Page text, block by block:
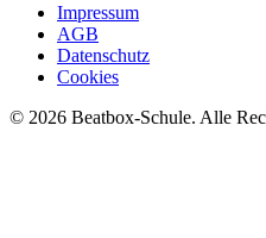
Impressum
AGB
Datenschutz
Cookies
© 2026 Beatbox-Schule. Alle